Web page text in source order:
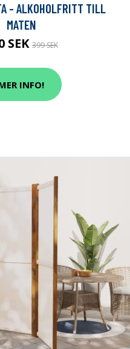
- ALKOHOLFRITT TILL
MATEN
SEK399 SEK
INFO!